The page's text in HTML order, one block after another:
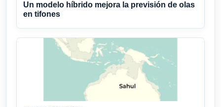
Un modelo híbrido mejora la previsión de olas
en tifones